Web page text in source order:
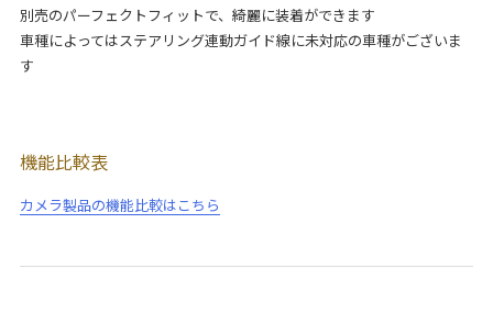
別売のパーフェクトフィットで、綺麗に装着ができます
車種によってはステアリング連動ガイド線に未対応の車種がございま
す
機能比較表
カメラ製品の機能比較はこちら